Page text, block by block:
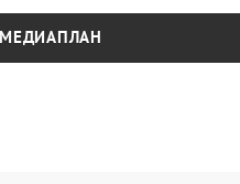
МЕДИАПЛАН